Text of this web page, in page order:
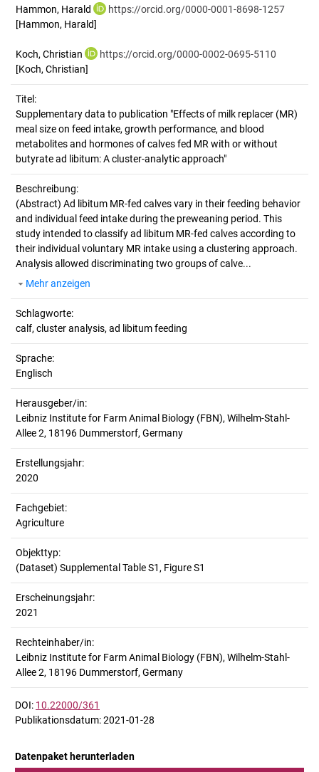
Hammon, Harald
https://orcid.org/0000-0001-8698-1257
[Hammon, Harald]
Koch, Christian
https://orcid.org/0000-0002-0695-5110
[Koch, Christian]
Titel:
Supplementary data to publication "Effects of milk replacer (MR)
meal size on feed intake, growth performance, and blood
metabolites and hormones of calves fed MR with or without
butyrate ad libitum: A cluster-analytic approach"
Beschreibung:
(Abstract) Ad libitum MR-fed calves vary in their feeding behavior
and individual feed intake during the preweaning period. This
study intended to classify ad libitum MR-fed calves according to
their individual voluntary MR intake using a clustering approach.
Analysis allowed discriminating two groups of calve...
Mehr anzeigen
Schlagworte:
calf, cluster analysis, ad libitum feeding
Sprache:
Englisch
Herausgeber/in:
Leibniz Institute for Farm Animal Biology (FBN), Wilhelm-Stahl-
Allee 2, 18196 Dummerstorf, Germany
Erstellungsjahr:
2020
Fachgebiet:
Agriculture
Objekttyp:
(Dataset) Supplemental Table S1, Figure S1
Erscheinungsjahr:
2021
Rechteinhaber/in:
Leibniz Institute for Farm Animal Biology (FBN), Wilhelm-Stahl-
Allee 2, 18196 Dummerstorf, Germany
DOI: 10.22000/361
Publikationsdatum: 2021-01-28
Datenpaket herunterladen